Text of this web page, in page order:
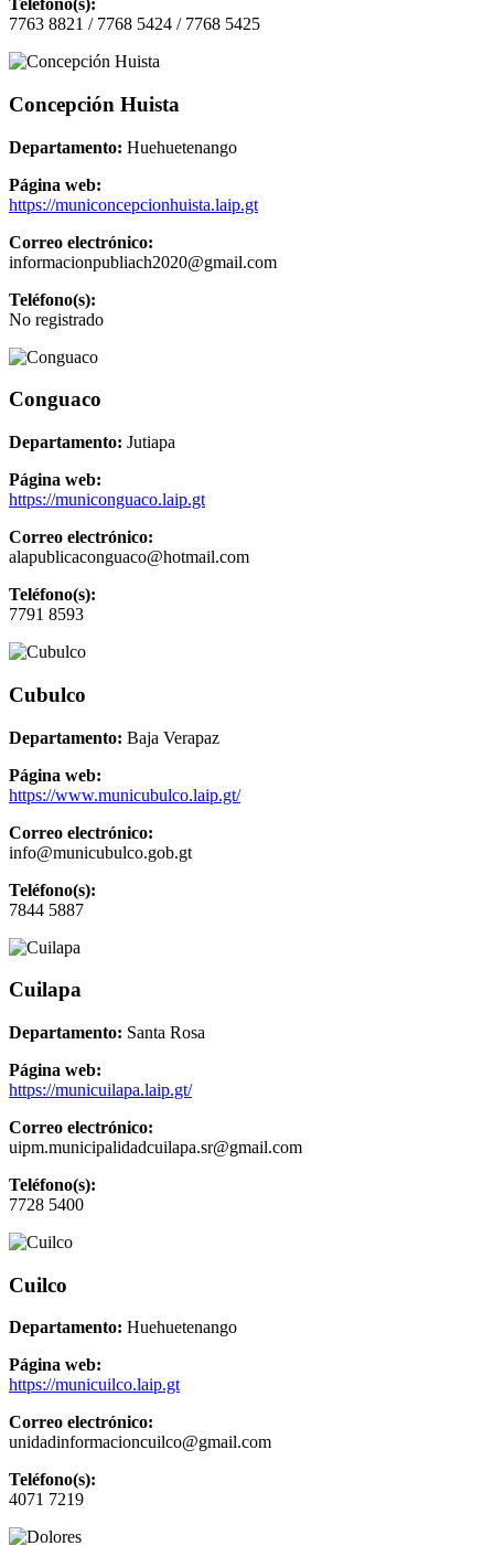
Teléfono(s):
7763 8821 / 7768 5424 / 7768 5425
Concepción Huista
Departamento: Huehuetenango
Página web:
https://municoncepcionhuista.laip.gt
Correo electrónico:
informacionpubliach2020@gmail.com
Teléfono(s):
No registrado
Conguaco
Departamento: Jutiapa
Página web:
https://municonguaco.laip.gt
Correo electrónico:
alapublicaconguaco@hotmail.com
Teléfono(s):
7791 8593
Cubulco
Departamento: Baja Verapaz
Página web:
https://www.municubulco.laip.gt/
Correo electrónico:
info@municubulco.gob.gt
Teléfono(s):
7844 5887
Cuilapa
Departamento: Santa Rosa
Página web:
https://municuilapa.laip.gt/
Correo electrónico:
uipm.municipalidadcuilapa.sr@gmail.com
Teléfono(s):
7728 5400
Cuilco
Departamento: Huehuetenango
Página web:
https://municuilco.laip.gt
Correo electrónico:
unidadinformacioncuilco@gmail.com
Teléfono(s):
4071 7219